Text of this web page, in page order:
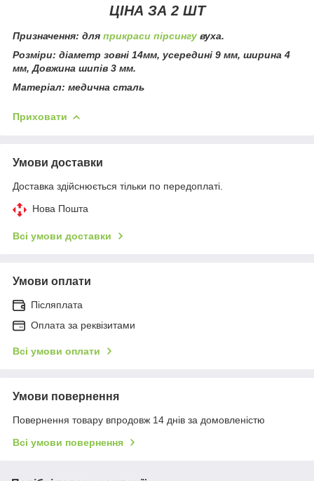
ЦІНА ЗА 2 ШТ
Призначення: для прикраси пірсингу вуха.
Розміри: діаметр зовні 14мм, усередині 9 мм, ширина 4
мм, Довжина шипів 3 мм.
Матеріал: медична сталь
Приховати
Умови доставки
Доставка здійснюється тільки по передоплаті.
Нова Пошта
Всі умови доставки
Умови оплати
Післяплата
Оплата за реквізитами
Всі умови оплати
Умови повернення
Повернення товару впродовж 14 днів за домовленістю
Всі умови повернення